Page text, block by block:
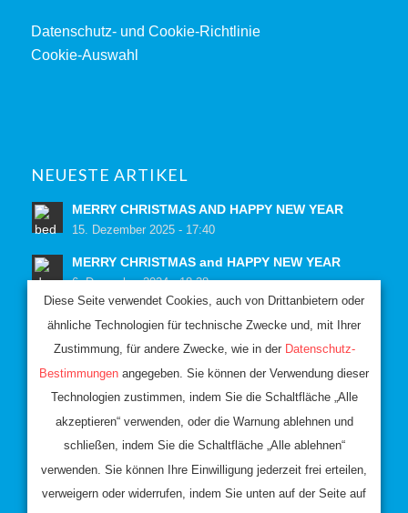
Datenschutz- und Cookie-Richtlinie
Cookie-Auswahl
NEUESTE ARTIKEL
MERRY CHRISTMAS AND HAPPY NEW YEAR
15. Dezember 2025 - 17:40
MERRY CHRISTMAS and HAPPY NEW YEAR
6. Dezember 2024 - 18:38
WEBSITE ERSTELLT VON
Web agency Milano,
Realizzazione siti web Milano
Realizzazione siti Web
Diese Seite verwendet Cookies, auch von Drittanbietern oder
ähnliche Technologien für technische Zwecke und, mit Ihrer
Zustimmung, für andere Zwecke, wie in der Datenschutz-
Bestimmungen angegeben. Sie können der Verwendung dieser
Technologien zustimmen, indem Sie die Schaltfläche „Alle
akzeptieren“ verwenden, oder die Warnung ablehnen und
schließen, indem Sie die Schaltfläche „Alle ablehnen“
verwenden. Sie können Ihre Einwilligung jederzeit frei erteilen,
verweigern oder widerrufen, indem Sie unten auf der Seite auf